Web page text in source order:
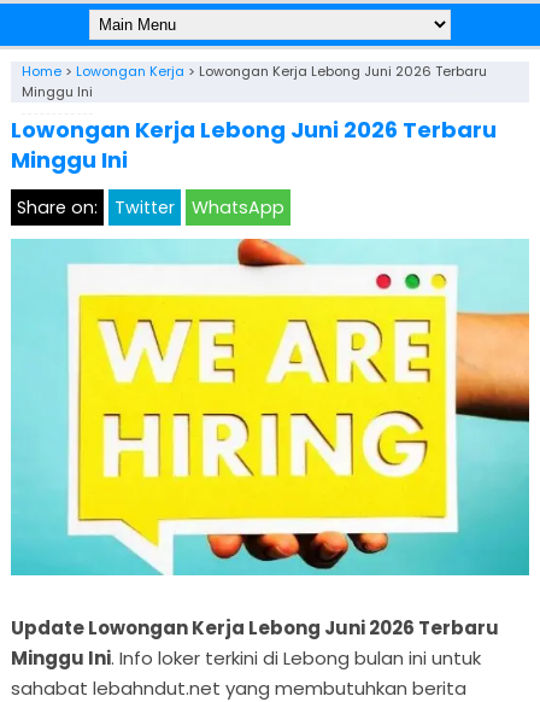
Home> Lowongan Kerja > Lowongan Kerja Lebong Juni 2026 Terbaru
Minggu Ini
Lowongan Kerja Lebong Juni 2026 Terbaru
Minggu Ini
Share on: Twitter WhatsApp
Update Lowongan Kerja Lebong Juni 2026 Terbaru
Minggu Ini. Info loker terkini di Lebong bulan ini untuk
sahabat lebahndut.net yang membutuhkan berita